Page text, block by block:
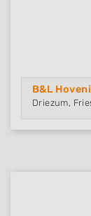
B&L
Driezum,